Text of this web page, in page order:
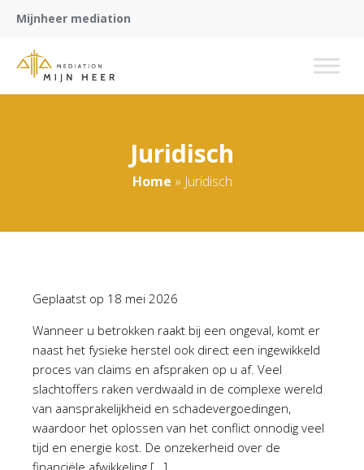
Mijnheer mediation
Juridisch
Home » Juridisch
Geplaatst op 18 mei 2026
Wanneer u betrokken raakt bij een ongeval, komt er
naast het fysieke herstel ook direct een ingewikkeld
proces van claims en afspraken op u af. Veel
slachtoffers raken verdwaald in de complexe wereld
van aansprakelijkheid en schadevergoedingen,
waardoor het oplossen van het conflict onnodig veel
tijd en energie kost. De onzekerheid over de
financiële afwikkeling […]